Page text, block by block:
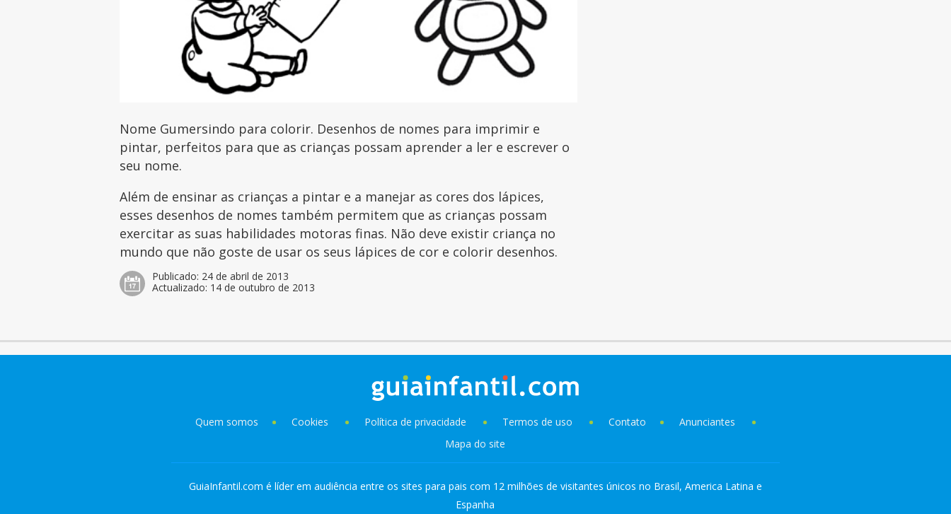
Nome Gumersindo para colorir. Desenhos de nomes para imprimir e
pintar, perfeitos para que as crianças possam aprender a ler e escrever o
seu nome.
Além de ensinar as crianças a pintar e a manejar as cores dos lápices,
esses desenhos de nomes também permitem que as crianças possam
exercitar as suas habilidades motoras finas. Não deve existir criança no
mundo que não goste de usar os seus lápices de cor e colorir desenhos.
Publicado: 24 de abril de 2013
Actualizado: 14 de outubro de 2013
Quem somos Cookies Política de privacidade Termos de uso Contato
Anunciantes
Mapa do site
GuiaInfantil.com é líder em audiência entre os sites para pais com 12 milhões de visitantes únicos no Brasil, America Latina e
Espanha